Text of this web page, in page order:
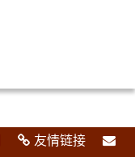
友情链接